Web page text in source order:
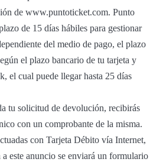
de www.puntoticket.com. Punto
de 15 días hábiles para gestionar
del medio de pago, el plazo
el plazo bancario de tu tarjeta y
el cual puede llegar hasta 25 días
tu solicitud de devolución, recibirás
con un comprobante de la misma.
con Tarjeta Débito vía Internet,
este anuncio se enviará un formulario